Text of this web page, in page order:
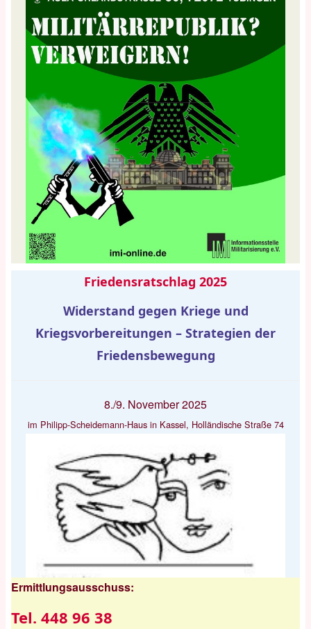
Friedensratschlag 2025
Widerstand gegen Kriege und
Kriegsvorbereitungen – Strategien der
Friedensbewegung
8./9. November 2025
im Philipp-Scheidemann-Haus in Kassel, Holländische Straße 74
Ermittlungsausschuss:
Tel. 448 96 38